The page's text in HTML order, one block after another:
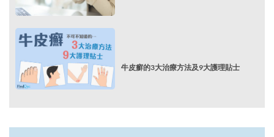
牛皮癬的3大治療方法及9大護理貼士